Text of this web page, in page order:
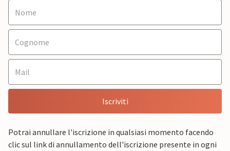
Iscriviti
Potrai annullare l'iscrizione in qualsiasi momento facendo
clic sul link di annullamento dell'iscrizione presente in ogni